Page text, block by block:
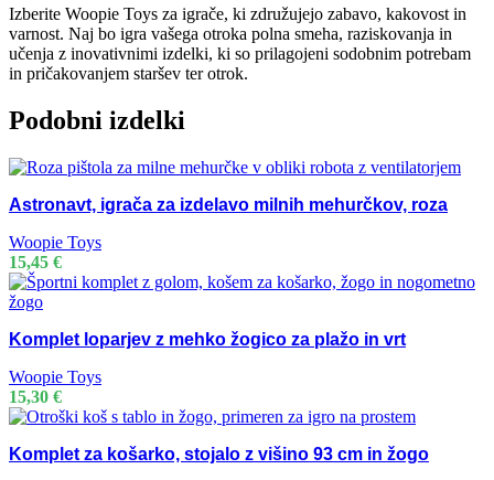
Izberite Woopie Toys za igrače, ki združujejo zabavo, kakovost in
varnost. Naj bo igra vašega otroka polna smeha, raziskovanja in
učenja z inovativnimi izdelki, ki so prilagojeni sodobnim potrebam
in pričakovanjem staršev ter otrok.
Podobni izdelki
Astronavt, igrača za izdelavo milnih mehurčkov, roza
Woopie Toys
15,45 €
Komplet loparjev z mehko žogico za plažo in vrt
Woopie Toys
15,30 €
Komplet za košarko, stojalo z višino 93 cm in žogo